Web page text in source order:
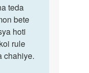
teda
bete
hoti
rule
chahiye.